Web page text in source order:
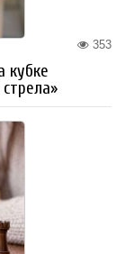
353
кубке